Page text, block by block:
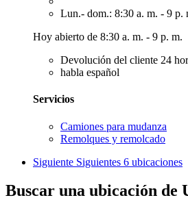
Lun.- dom.: 8:30 a. m. - 9 p.
Hoy abierto de 8:30 a. m. - 9 p. m.
Devolución del cliente 24
habla español
Servicios
Camiones para mudanza
Remolques y remolcado
Siguiente Siguientes 6 ubicaciones
Buscar una ubicación de